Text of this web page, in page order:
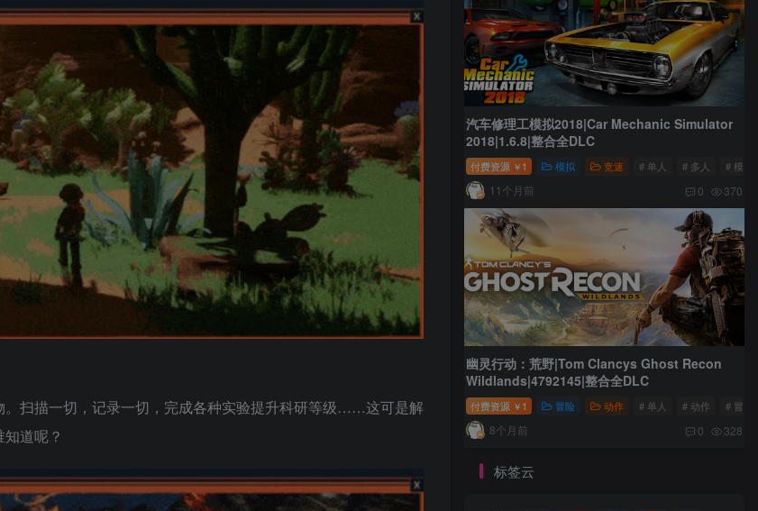
扫描一切，记录一切，完成各种实验提升科研等级……这可是解
道呢？
汽车修理工模拟2018|Car Mechanic Simulator
2018|1.6.8|整合全DLC
付费资源 ￥ 1 模拟 竞速 # 单人 # 多人 # 模拟
11个月前 0 370
幽灵行动：荒野|Tom Clancys Ghost Recon
Wildlands|4792145|整合全DLC
付费资源 ￥ 1 冒险 动作 # 单人 # 动作 # 冒险
8个月前 0 328
标签云